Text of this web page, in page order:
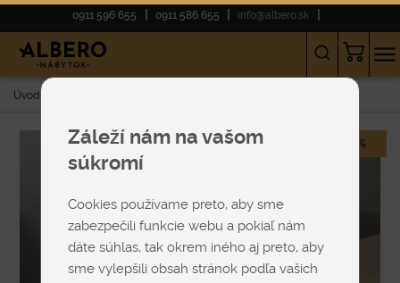
0911 596 655 0911 586 655 info@albero.sk
Úvod
-30%
Záleží nám na vašom
súkromí
Cookies používame preto, aby sme
zabezpečili funkcie webu a pokiaľ nám
dáte súhlas, tak okrem iného aj preto, aby
sme vylepšili obsah stránok podľa vašich